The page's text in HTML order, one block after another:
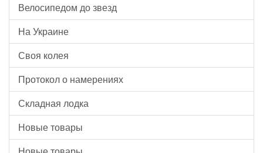
Велосипедом до звезд
На Украине
Своя колея
Протокол о намерениях
Складная лодка
Новые товары